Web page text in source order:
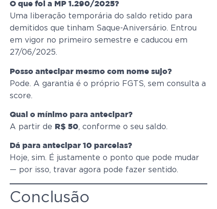
O que foi a MP 1.290/2025?
Uma liberação temporária do saldo retido para
demitidos que tinham Saque-Aniversário. Entrou
em vigor no primeiro semestre e caducou em
27/06/2025.
Posso antecipar mesmo com nome sujo?
Pode. A garantia é o próprio FGTS, sem consulta a
score.
Qual o mínimo para antecipar?
A partir de R$ 50, conforme o seu saldo.
Dá para antecipar 10 parcelas?
Hoje, sim. É justamente o ponto que pode mudar
— por isso, travar agora pode fazer sentido.
Conclusão